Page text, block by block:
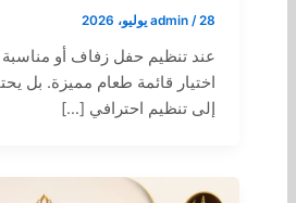
admin /28 يوليو، 2026
عند تنظيم حفل زفاف أو مناسبة
اختيار قائمة طعام مميزة. بل
إلى تنظيم احترافي […]